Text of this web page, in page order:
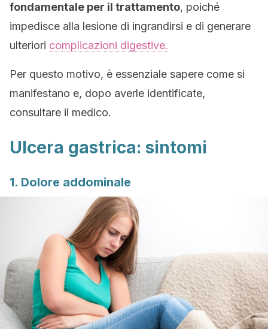
fondamentale per il trattamento, poiché
impedisce alla lesione di ingrandirsi e di generare
ulteriori complicazioni digestive.
Per questo motivo, è essenziale sapere come si
manifestano e, dopo averle identificate,
consultare il medico.
Ulcera gastrica: sintomi
1. Dolore addominale